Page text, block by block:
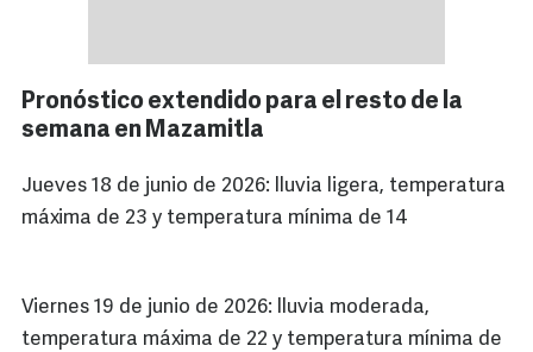
Pronóstico extendido para el resto de la
semana en Mazamitla
Jueves 18 de junio de 2026: lluvia ligera, temperatura
máxima de 23 y temperatura mínima de 14
Viernes 19 de junio de 2026: lluvia moderada,
temperatura máxima de 22 y temperatura mínima de